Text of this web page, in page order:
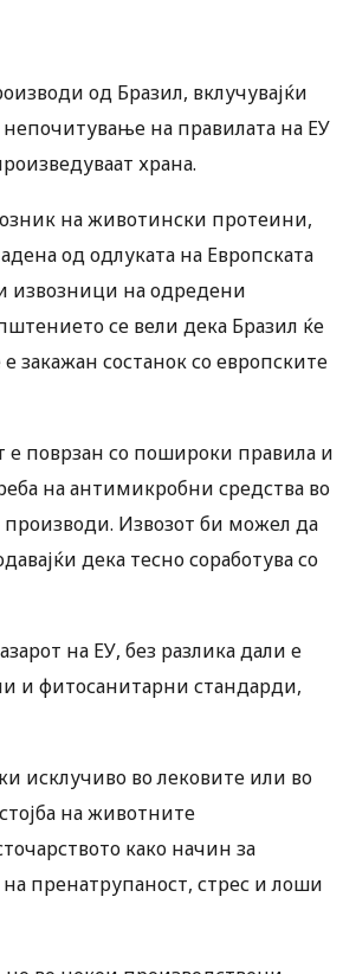
од Бразил, вклучувајќи
на правилата на ЕУ
храна.
на животински протеини,
од одлуката на Европската
извозници на одредени
се вели дека Бразил ќе
закажан состанок со европските
е поврзан со пошироки правила и
на антимикробни средства во
Извозот би можел да
дека тесно соработува со
на ЕУ, без разлика дали е
и фитосанитарни стандарди,
исклучиво во лековите или во
на животните
како начин за
пренатрупаност, стрес и лоши